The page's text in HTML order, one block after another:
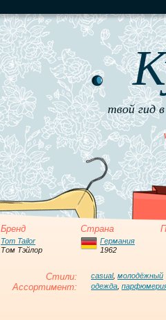
твой гид
Бренд Страна
Tom Tailor
Том Тэйлор
Германия
1962
Стили: casual, молодёжный
Ассортимент: одежда